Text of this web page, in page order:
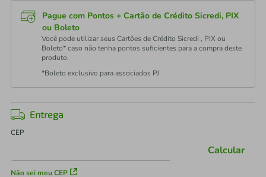
Pague com Pontos + Cartão de Crédito Sicredi, PIX
ou Boleto
Você pode utilizar seus Cartões de Crédito Sicredi , PIX ou
Boleto* caso não tenha pontos suficientes para a compra deste
produto.
*Boleto exclusivo para associados PJ
Entrega
CEP
Não sei meu CEP
Calcular